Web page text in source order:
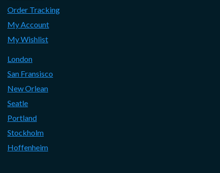
Order Tracking
My Account
My Wishlist
London
San Fransisco
New Orlean
Seatle
Portland
Stockholm
Hoffenheim